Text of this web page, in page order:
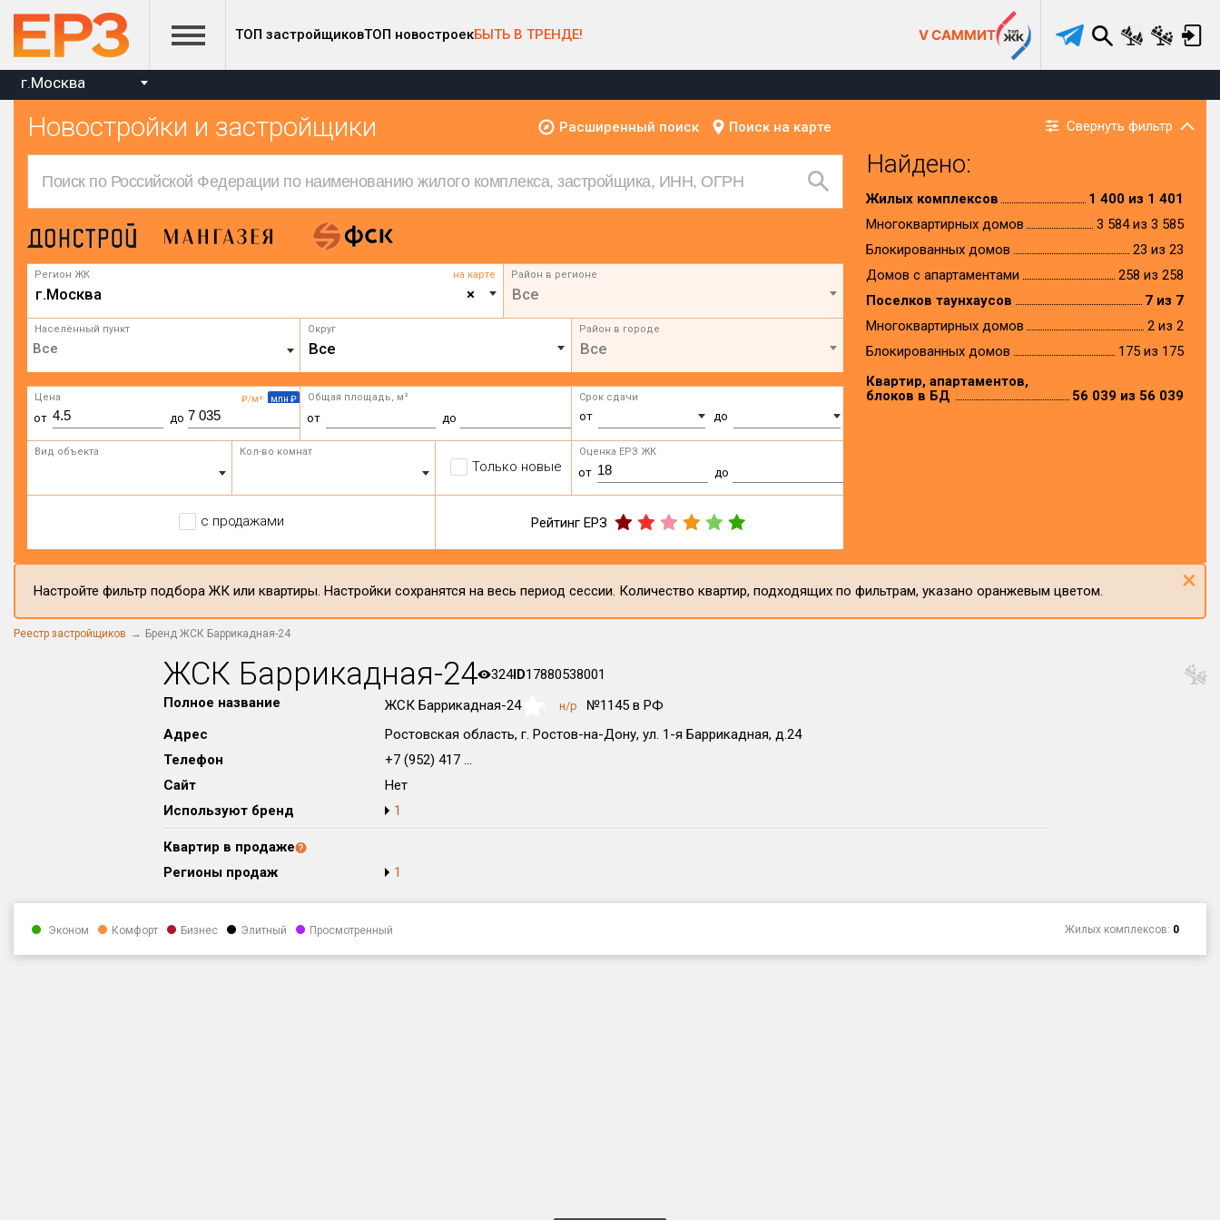
ТОП застройщиковТОП новостроекБЫТЬ В ТРЕНДЕ! V САММИТ
г.Москва
Новостройки и застройщики Расширенный поиск Поиск на карте Свернуть фильтр
Регион ЖК на карте
×
г.Москва
Район в регионе
Все
Населённый пункт Округ
Все
Район в городе
Все
₽/м² млн ₽
Цена
от до
Общая площадь, м²
от до
Срок сдачи
от до
Вид объекта Кол-во комнат
Только новые
Оценка ЕРЗ ЖК
от до
с продажами Рейтинг ЕРЗ
Найдено:
Жилых комплексов
1 400 из 1 401
Многоквартирных домов
3 584 из 3 585
Блокированных домов
23 из 23
Домов с апартаментами
258 из 258
Поселков таунхаусов
7 из 7
Многоквартирных домов
2 из 2
Блокированных домов
175 из 175
Квартир, апартаментов,
блоков в БД
56 039 из 56 039
Настройте фильтр подбора ЖК или квартиры. Настройки сохранятся на весь период сессии. Количество квартир, подходящих по фильтрам, указано оранжевым цветом. ×
Реестр застройщиков Бренд ЖСК Баррикадная-24
ЖСК Баррикадная-24 324ID17880538001
Полное название
ЖСК Баррикадная-24 н/р
№1145 в РФ
Адрес
Ростовская область, г. Ростов-на-Дону, ул. 1-я Баррикадная, д.24
Телефон
+7 (952) 417 ...
Сайт
Нет
Используют бренд
1
Квартир в продаже
Регионы продаж
1
Эконом Комфорт Бизнес Элитный Просмотренный Жилых комплексов: 0